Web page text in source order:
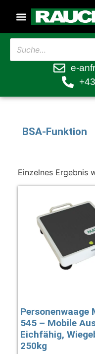
e-
BSA-Funktion
Einzelnes Ergebnis
Personenwaage
545 – Mobile
Eichfähig,
250kg